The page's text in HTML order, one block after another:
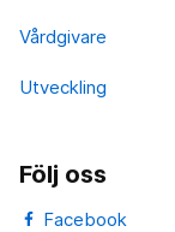
Vårdgivare
Utveckling
Följ oss
Facebook